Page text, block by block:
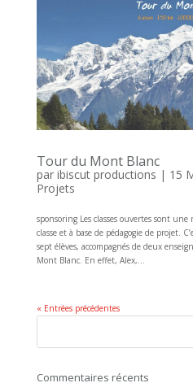
Tour du Mont Blanc
par ibiscut productions | 15
Projets
sponsoring Les classes ouvertes sont
classe et à base de pédagogie de projet.
sept élèves, accompagnés de deux
Mont Blanc. En effet, Alex,...
« Entrées précédentes
Commentaires récents